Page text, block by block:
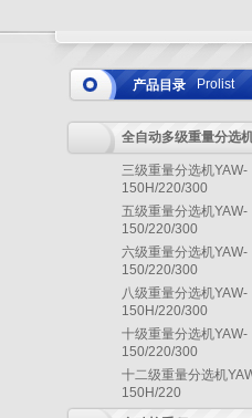
产品目录 Prolist
全自动多级重量分选
三级重量分选机YAW-
150H/220/300
五级重量分选机YAW-
150/220/300
六级重量分选机YAW-
150/220/300
八级重量分选机YAW-
150H/220/300
十级重量分选机YAW-
150/220/300
十二级重量分选机
150H/220